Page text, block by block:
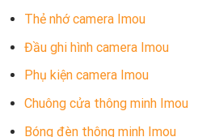
Thẻ nhớ camera Imou
Đầu ghi hình camera Imou
Phụ kiện camera Imou
Chuông cửa thông minh Imou
Bóng đèn thông minh Imou